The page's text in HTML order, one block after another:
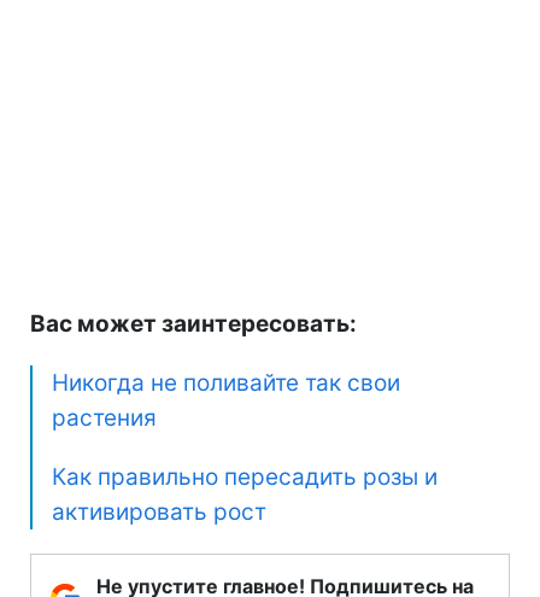
Вас может заинтересовать:
Никогда не поливайте так свои
растения
Как правильно пересадить розы и
активировать рост
Не упустите главное! Подпишитесь на